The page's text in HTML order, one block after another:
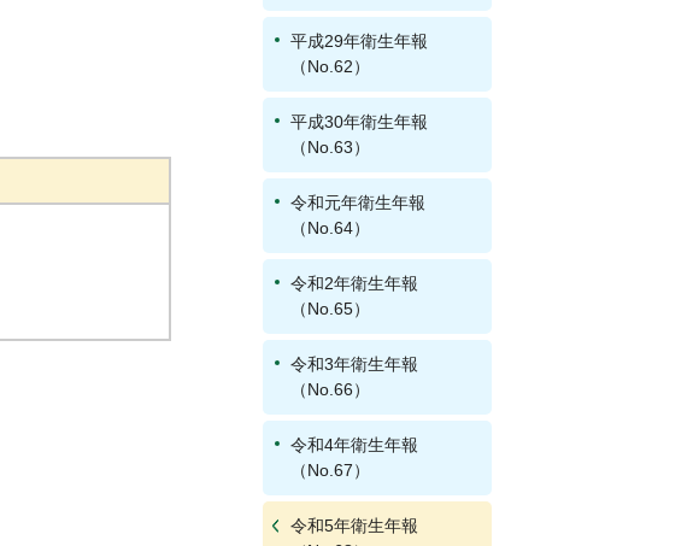
平成29年衛生年報
（No.62）
平成30年衛生年報
（No.63）
令和元年衛生年報
（No.64）
令和2年衛生年報
（No.65）
令和3年衛生年報
（No.66）
令和4年衛生年報
（No.67）
令和5年衛生年報